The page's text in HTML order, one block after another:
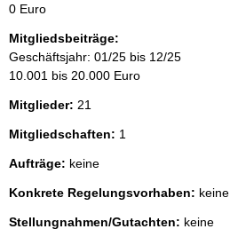
0 Euro
Mitgliedsbeiträge:
Geschäftsjahr: 01/25 bis 12/25
10.001 bis 20.000 Euro
Mitglieder: 21
Mitgliedschaften: 1
Aufträge: keine
Konkrete Regelungsvorhaben: keine
Stellungnahmen/Gutachten: keine